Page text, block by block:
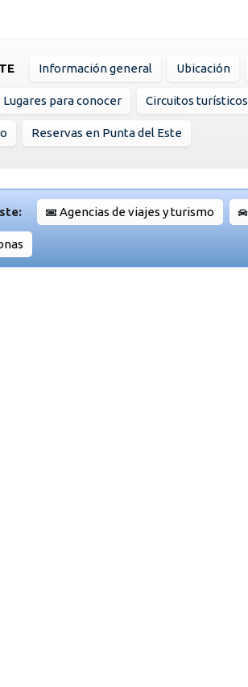
Información general Ubicación
Lugares para conocer Circuitos turísticos
Reservas en Punta del Este
Agencias de viajes y turismo